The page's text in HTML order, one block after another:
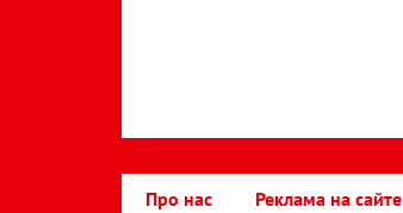
Про нас Реклама на сайте